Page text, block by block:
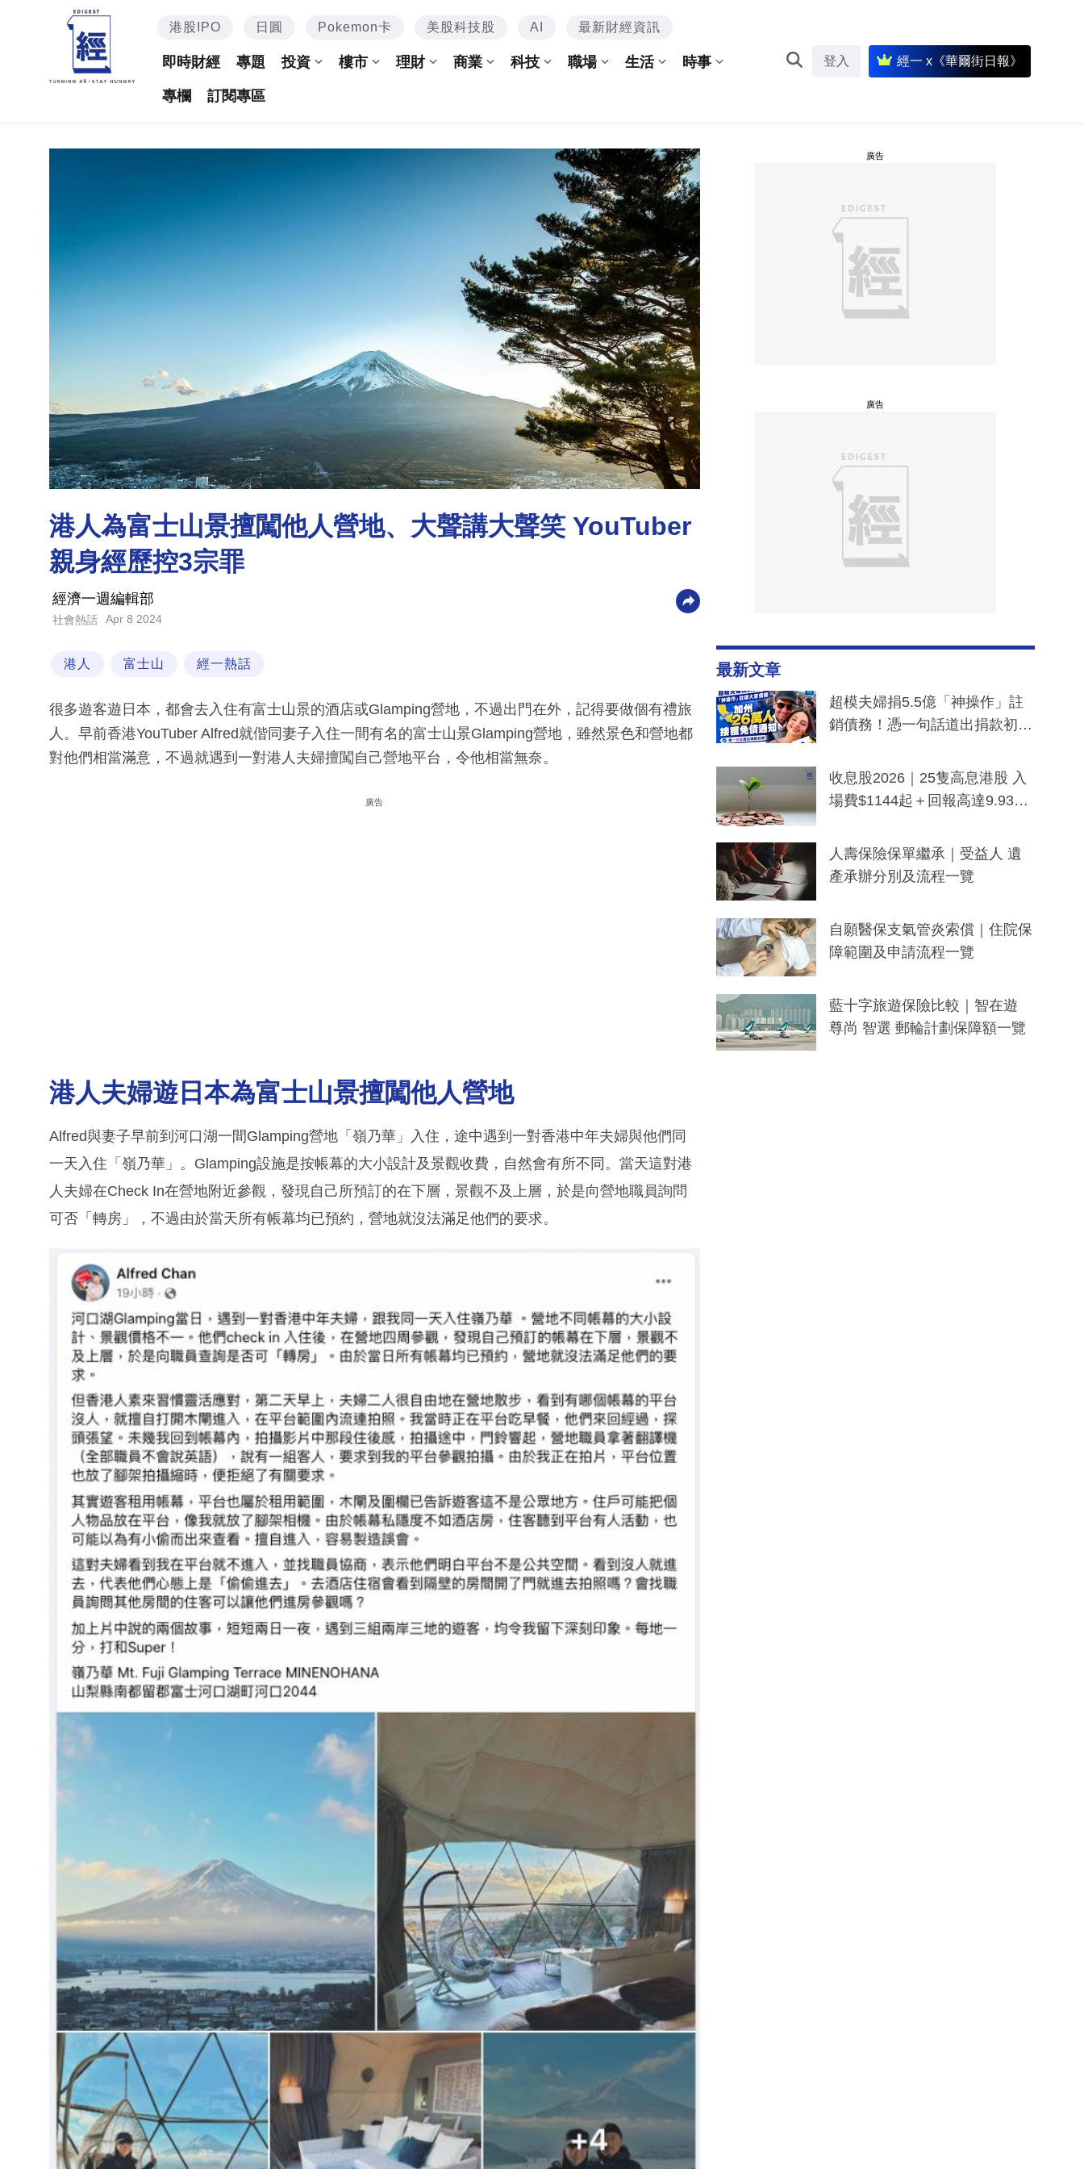
港股IPO 日圓 Pokemon卡 美股科技股 AI 最新財經資訊
即時財經 專題 投資 樓市 理財 商業 科技 職場 生活 時事
專欄 訂閱專區
登入 經一 x《華爾街日報》
港人為富士山景擅闖他人營地、大聲講大聲笑 YouTuber
親身經歷控3宗罪
經濟一週編輯部
社會熱話 Apr 8 2024
港人 富士山 經一熱話
很多遊客遊日本，都會去入住有富士山景的酒店或Glamping營地，不過出門在外，記得要做個有禮旅
人。早前香港YouTuber Alfred就偕同妻子入住一間有名的富士山景Glamping營地，雖然景色和營地都
對他們相當滿意，不過就遇到一對港人夫婦擅闖自己營地平台，令他相當無奈。
廣告
港人夫婦遊日本為富士山景擅闖他人營地
Alfred與妻子早前到河口湖一間Glamping營地「嶺乃華」入住，途中遇到一對香港中年夫婦與他們同
一天入住「嶺乃華」。Glamping設施是按帳幕的大小設計及景觀收費，自然會有所不同。當天這對港
人夫婦在Check In在營地附近參觀，發現自己所預訂的在下層，景觀不及上層，於是向營地職員詢問
可否「轉房」，不過由於當天所有帳幕均已預約，營地就沒法滿足他們的要求。
廣告
廣告
最新文章
超模夫婦捐5.5億「神操作」註
銷債務！憑一句話道出捐款初
一度被誤當詐騙手段
收息股2026｜25隻高息港股 入
場費$1144起＋回報高達9.93
人壽保險保單繼承｜受益人 遺
產承辦分別及流程一覽
自願醫保支氣管炎索償｜住院保
障範圍及申請流程一覽
藍十字旅遊保險比較｜智在遊
尊尚 智選 郵輪計劃保障額一覽